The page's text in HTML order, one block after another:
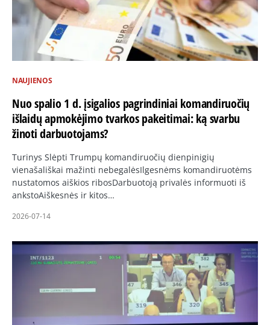
NAUJIENOS
Nuo spalio 1 d. įsigalios pagrindiniai komandiruočių
išlaidų apmokėjimo tvarkos pakeitimai: ką svarbu
žinoti darbuotojams?
Turinys Slėpti Trumpų komandiruočių dienpinigių
vienašališkai mažinti nebegalėsIlgesnėms komandiruotėms
nustatomos aiškios ribosDarbuotoją privalės informuoti iš
ankstoAiškesnės ir kitos…
2026-07-14